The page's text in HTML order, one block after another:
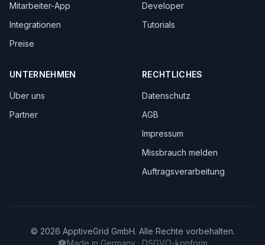
Mitarbeiter-App
Integrationen
Preise
Developer
Tutorials
UNTERNEHMEN
Über uns
Partner
RECHTLICHES
Datenschutz
AGB
Impressum
Missbrauch melden
Auftragsverarbeitung
© 2026 ApptiveGrid GmbH. Alle Rechte vorbehalten.
Made in Germany · DSGVO-konform